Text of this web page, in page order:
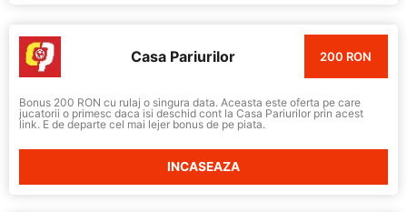
Casa Pariurilor 200 RON
Bonus 200 RON cu rulaj o singura data. Aceasta este oferta pe care
jucatorii o primesc daca isi deschid cont la Casa Pariurilor prin acest
link. E de departe cel mai lejer bonus de pe piata.
INCASEAZA